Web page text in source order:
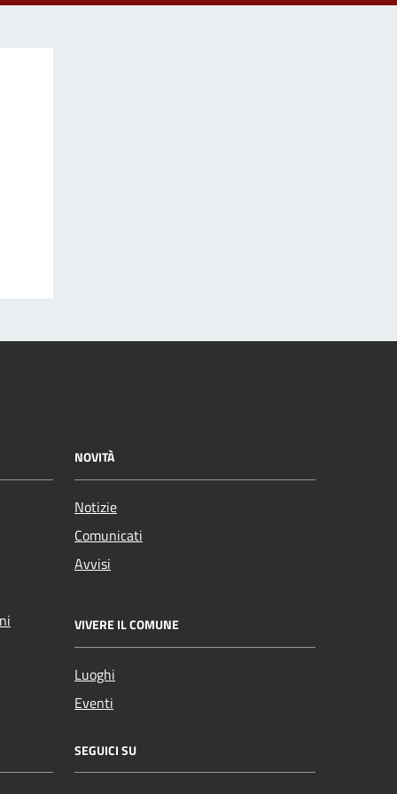
NOVITÀ
Notizie
Comunicati
Avvisi
VIVERE IL COMUNE
Luoghi
Eventi
SEGUICI SU